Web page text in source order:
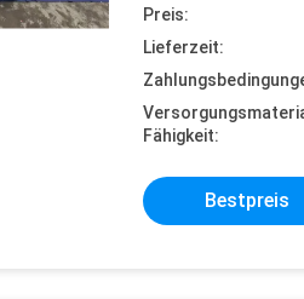
Preis:
Lieferzeit:
Fähigkeit:
Bestpreis